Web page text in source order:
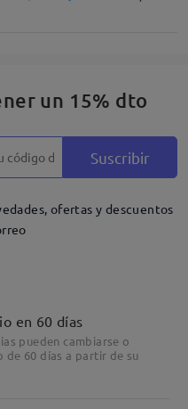
un 15% dto
Suscribir
ofertas y descuentos
en 60 días
pueden cambiarse o
de 60 días a partir de su